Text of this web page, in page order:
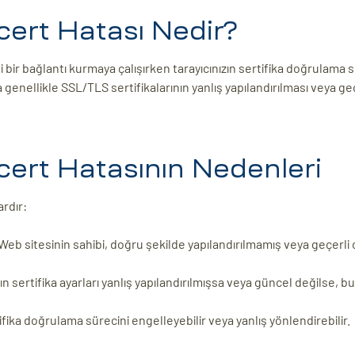
Hatası Nedir?
kurmaya çalışırken tarayıcınızın sertifika doğrulama
SSL/TLS sertifikalarının yanlış yapılandırılması veya
Hatasının Nedenleri
sitesinin sahibi, doğru şekilde yapılandırılmamış veya
sertifika ayarları yanlış yapılandırılmışsa veya güncel değilse,
doğrulama sürecini engelleyebilir veya yanlış yönlendirebilir.